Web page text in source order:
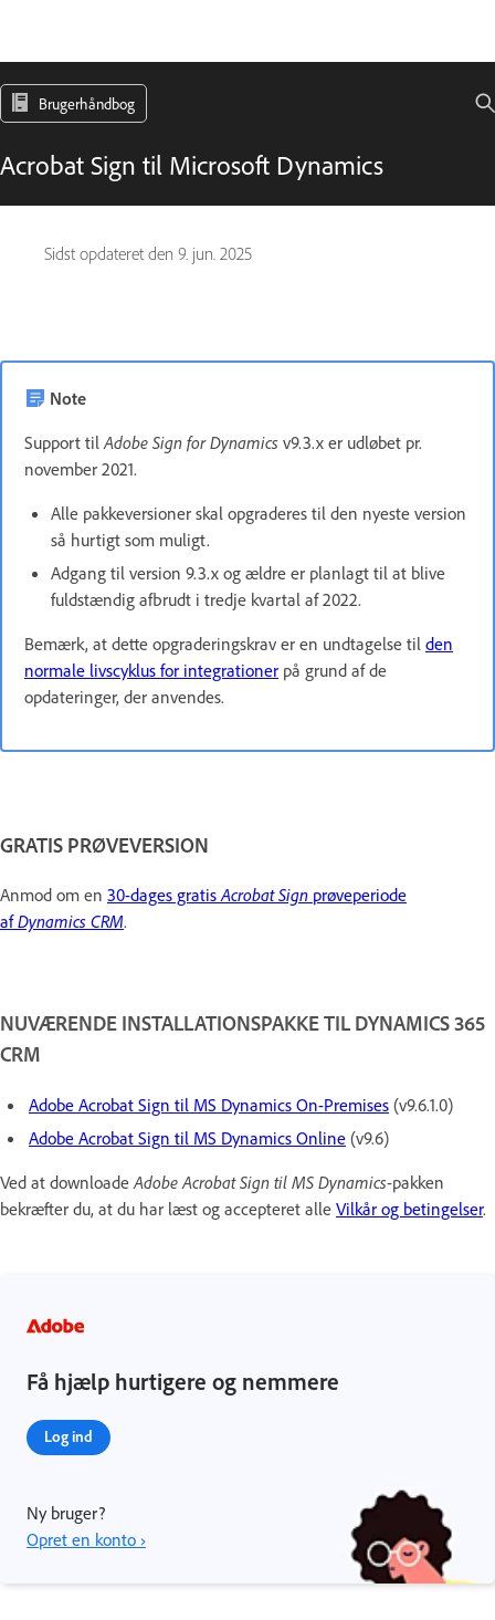
Brugerhåndbog
Acrobat Sign til Microsoft Dynamics
Sidst opdateret den 9. jun. 2025
Note
Support tilAdobe Sign for Dynamics v9.3.x er udløbet pr.
november 2021.
Alle pakkeversioner skal opgraderes til den nyeste version
så hurtigt som muligt.
Adgang til version 9.3.x og ældre er planlagt til at blive
fuldstændig afbrudt i tredje kvartal af 2022.
Bemærk, at dette opgraderingskrav er en undtagelse til den
normale livscyklus for integrationer på grund af de
opdateringer, der anvendes.
GRATIS PRØVEVERSION
Anmod om en 30-dages gratisAcrobat Sign prøveperiode
afDynamics CRM.
NUVÆRENDE INSTALLATIONSPAKKE TIL DYNAMICS 365
CRM
Adobe Acrobat Sign til MS Dynamics On-Premises (v9.6.1.0)
Adobe Acrobat Sign til MS Dynamics Online (v9.6)
Ved at downloade Adobe Acrobat Sign til MS Dynamics-pakken
bekræfter du, at du har læst og accepteret alle Vilkår og betingelser.
Få hjælp hurtigere og nemmere
Log ind
Ny bruger?
Opret en konto ›